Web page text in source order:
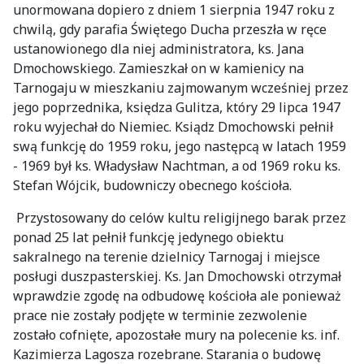
unormowana dopiero z dniem 1 sierpnia 1947 roku z
chwilą, gdy parafia Świętego Ducha przeszła w ręce
ustanowionego dla niej administratora, ks. Jana
Dmochowskiego. Zamieszkał on w kamienicy na
Tarnogaju w mieszkaniu zajmowanym wcześniej przez
jego poprzednika, księdza Gulitza, który 29 lipca 1947
roku wyjechał do Niemiec. Ksiądz Dmochowski pełnił
swą funkcję do 1959 roku, jego następcą w latach 1959
- 1969 był ks. Władysław Nachtman, a od 1969 roku ks.
Stefan Wójcik, budowniczy obecnego kościoła.
Przystosowany do celów kultu religijnego barak przez
ponad 25 lat pełnił funkcję jedynego obiektu
sakralnego na terenie dzielnicy Tarnogaj i miejsce
posługi duszpasterskiej. Ks. Jan Dmochowski otrzymał
wprawdzie zgodę na odbudowę kościoła ale ponieważ
prace nie zostały podjęte w terminie zezwolenie
zostało cofnięte, apozostałe mury na polecenie ks. inf.
Kazimierza Lagosza rozebrane. Starania o budowę